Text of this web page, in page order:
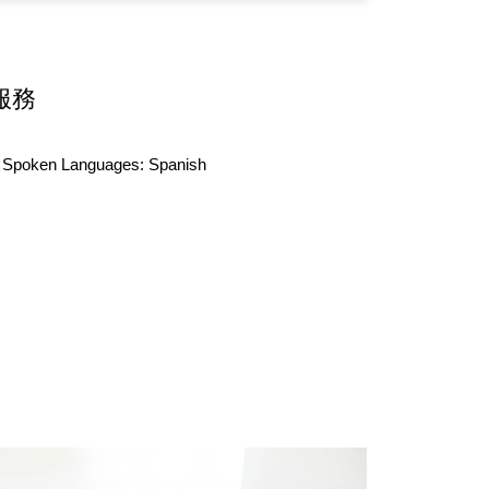
務
Spoken Languages: Spanish